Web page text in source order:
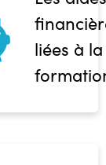
liées à la